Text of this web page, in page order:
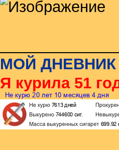
МОЙ ДНЕВНИК
Я курила 51